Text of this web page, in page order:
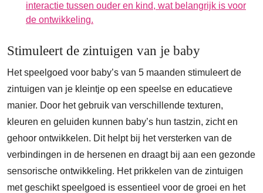
interactie tussen ouder en kind, wat belangrijk is voor
de ontwikkeling.
Stimuleert de zintuigen van je baby
Het speelgoed voor baby’s van 5 maanden stimuleert de
zintuigen van je kleintje op een speelse en educatieve
manier. Door het gebruik van verschillende texturen,
kleuren en geluiden kunnen baby’s hun tastzin, zicht en
gehoor ontwikkelen. Dit helpt bij het versterken van de
verbindingen in de hersenen en draagt bij aan een gezonde
sensorische ontwikkeling. Het prikkelen van de zintuigen
met geschikt speelgoed is essentieel voor de groei en het